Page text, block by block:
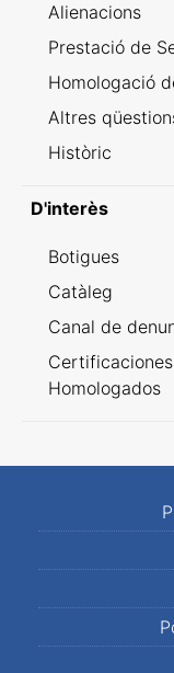
Alienacions
Prestació de
Homologació
Altres
Històric
D'interès
Botigues
Catàleg
Canal de
Homologados